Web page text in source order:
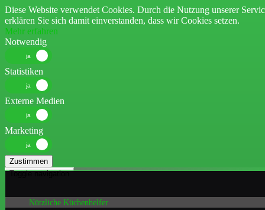
Diese Website verwendet Cookies. Durch die Nutzung unserer
erklären Sie sich damit einverstanden, dass wir Cookies setzen.
Mehr erfahren
Notwendig
Statistiken
Externe Medien
Marketing
Zustimmen
Toggle navigation
Nützliche Küchenhelfer